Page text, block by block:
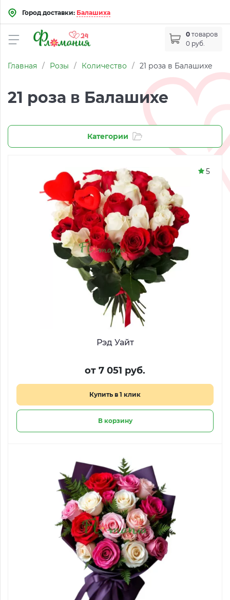
Город доставки: Балашиха
0 товаров
0 руб.
Главная / Розы / Количество / 21 роза в Балашихе
21 роза в Балашихе
Категории
Рэд Уайт
от 7 051 руб.
Купить в 1 клик
В корзину
5